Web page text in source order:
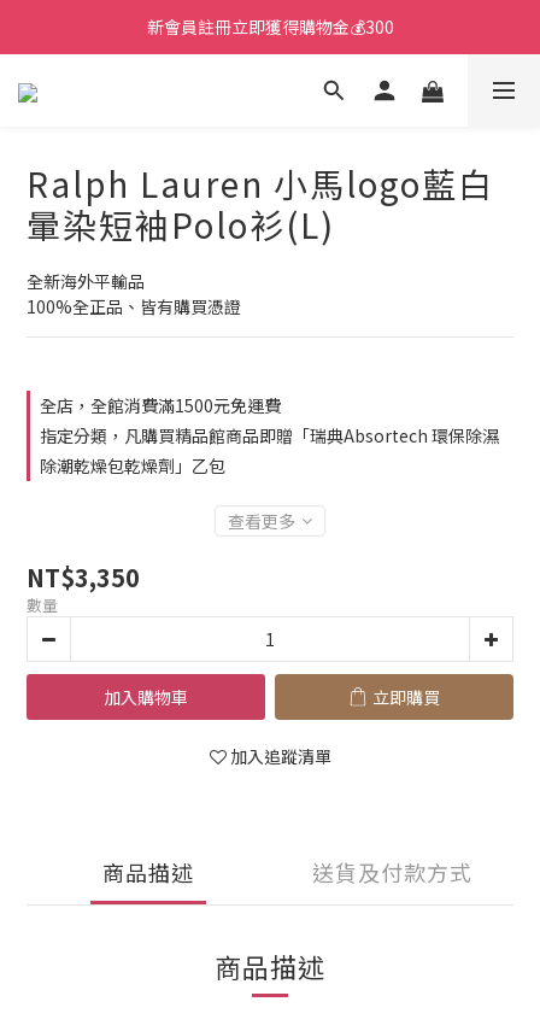
新會員註冊立即獲得購物金💰300
Ralph Lauren 小馬logo藍白
暈染短袖Polo衫(L)
全新海外平輸品
100%全正品、皆有購買憑證
全店，全館消費滿1500元免運費
指定分類，凡購買精品館商品即贈「瑞典Absortech 環保除濕
除潮乾燥包乾燥劑」乙包
查看更多
NT$3,350
數量
加入購物車 立即購買
加入追蹤清單
商品描述 送貨及付款方式
商品描述